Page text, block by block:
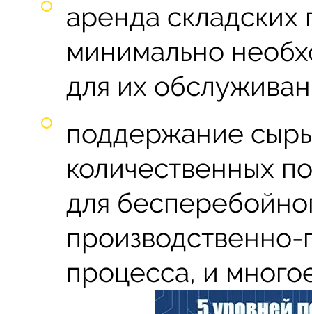
аренда
минимально
для их
поддержание
количественных
для
производственно-
процесса, и